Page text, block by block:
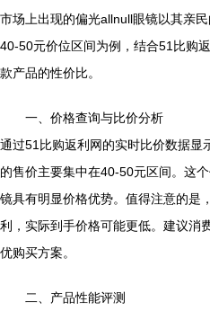
市场上出现的偏光allnull眼镜以其亲
40-50元价位区间为例，结合51比购
款产品的性价比。
一、价格查询与比价分析
通过51比购返利网的实时比价数据显
的售价主要集中在40-50元区间。这
镜具有明显价格优势。值得注意的是
利，实际到手价格可能更低。建议消
优购买方案。
二、产品性能评测